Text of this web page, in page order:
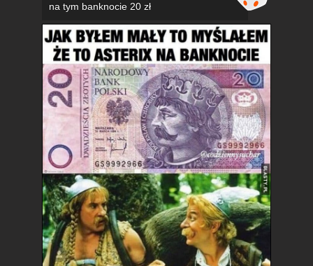
na tym banknocie 20 zł